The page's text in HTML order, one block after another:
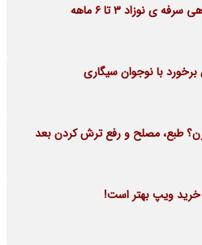
ی نوزاد 3 تا 6 ماهه
برخورد با نوجوان سیگاری
طبع، مصلح و رفع ترش کردن بعد
خرید ویپ بهتر است!